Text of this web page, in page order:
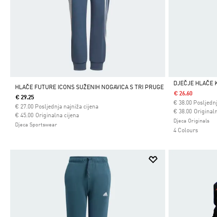
HLAČE FUTURE ICONS SUŽENIH NOGAVICA S TRI PRUGE
€ 29.25
€ 27.00 Posljednja najniža cijena
Originalna cijena
Cijena umanjena od
€ 45.00za
Djeca Sportswear
Da
DJEČJE HLAČE
€ 26.60
€ 38.00
Cijena umanjena
€ 38.00za
Djeca Originals
4 Colours